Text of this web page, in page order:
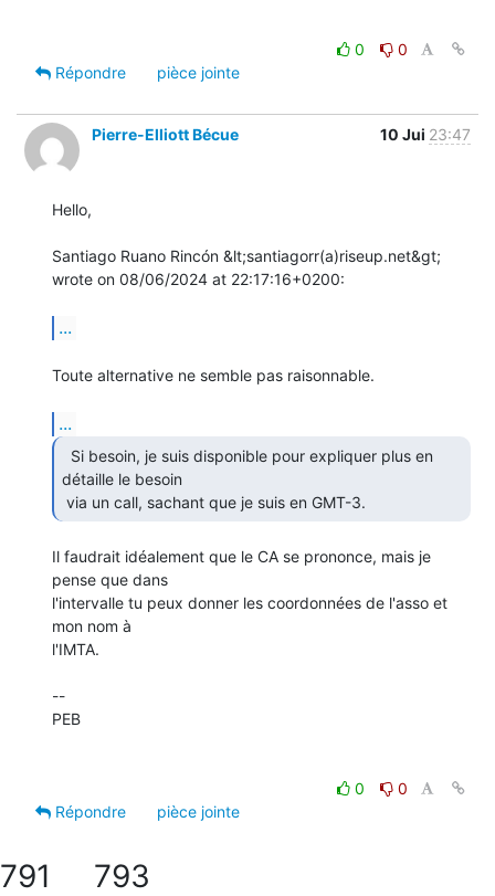
0
0
Répondre
pièce jointe
Pierre-Elliott Bécue 10 Jui 23:47
Hello,
Santiago Ruano Rincón &lt;santiagorr(a)riseup.net&gt;
wrote on 08/06/2024 at 22:17:16+0200:
...
Toute alternative ne semble pas raisonnable.
...
détaille le besoin
via un call, sachant que je suis en GMT-3.
Il faudrait idéalement que le CA se prononce, mais je
pense que dans
l'intervalle tu peux donner les coordonnées de l'asso et
mon nom à
l'IMTA.
--
PEB
0
0
Répondre
pièce jointe
791 793